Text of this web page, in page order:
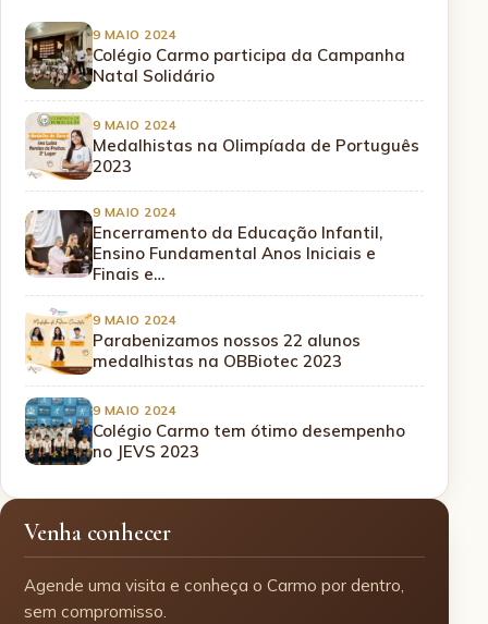
9 MAIO 2024
Colégio Carmo participa da Campanha
Natal Solidário
9 MAIO 2024
Medalhistas na Olimpíada de Português
2023
9 MAIO 2024
Encerramento da Educação Infantil,
Ensino Fundamental Anos Iniciais e
Finais e…
9 MAIO 2024
Parabenizamos nossos 22 alunos
medalhistas na OBBiotec 2023
9 MAIO 2024
Colégio Carmo tem ótimo desempenho
no JEVS 2023
Venha conhecer
Agende uma visita e conheça o Carmo por dentro,
sem compromisso.